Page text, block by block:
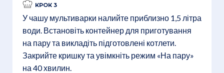
КРОК 3
У чашу мультиварки налийте приблизно 1,5 літра
води. Встановіть контейнер для приготування
на пару та викладіть підготовлені котлети.
Закрийте кришку та увімкніть режим «На пару»
на 40 хвилин.